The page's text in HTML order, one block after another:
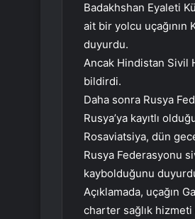
Badakhshan Eyaleti
ait bir yolcu uçağının
duyurdu.
Ancak Hindistan Sivil
bildirdi.
Daha sonra Rusya
Rusya’ya kayıtlı
Rosaviatsiya, dün
Rusya Federasyonu
kaybolduğunu
Açıklamada, uçağın
charter sağlık hizmeti